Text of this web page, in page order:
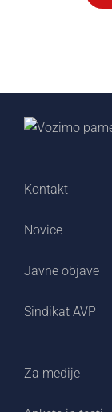
Kontakt
Novice
Javne objave
Sindikat AVP
Za medije